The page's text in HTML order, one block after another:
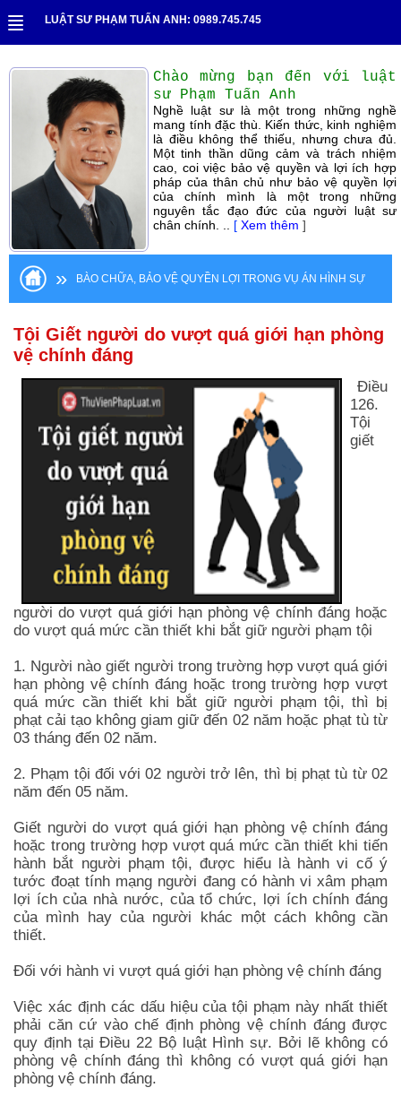
LUẬT SƯ PHẠM TUẤN ANH: 0989.745.745
Chào mừng bạn đến với luật
sư Phạm Tuấn Anh
Nghề luật sư là một trong những nghề
mang tính đặc thù. Kiến thức, kinh nghiệm
là điều không thể thiếu, nhưng chưa đủ.
Một tinh thần dũng cảm và trách nhiệm
cao, coi việc bảo vệ quyền và lợi ích hợp
pháp của thân chủ như bảo vệ quyền lợi
của chính mình là một trong những
nguyên tắc đạo đức của người luật sư
chân chính. .. [ Xem thêm ]
» BÀO CHỮA, BẢO VỆ QUYỀN LỢI TRONG VỤ ÁN HÌNH SỰ
Tội Giết người do vượt quá giới hạn phòng
vệ chính đáng
Điều
126.
Tội
giết
người do vượt quá giới hạn phòng vệ chính đáng hoặc
do vượt quá mức cần thiết khi bắt giữ người phạm tội
1. Người nào giết người trong trường hợp vượt quá giới
hạn phòng vệ chính đáng hoặc trong trường hợp vượt
quá mức cần thiết khi bắt giữ người phạm tội, thì bị
phạt cải tạo không giam giữ đến 02 năm hoặc phạt tù từ
03 tháng đến 02 năm.
2. Phạm tội đối với 02 người trở lên, thì bị phạt tù từ 02
năm đến 05 năm.
Giết người do vượt quá giới hạn phòng vệ chính đáng
hoặc trong trường hợp vượt quá mức cần thiết khi tiến
hành bắt người phạm tội, được hiểu là hành vi cố ý
tước đoạt tính mạng người đang có hành vi xâm phạm
lợi ích của nhà nước, của tổ chức, lợi ích chính đáng
của mình hay của người khác một cách không cần
thiết.
Đối với hành vi vượt quá giới hạn phòng vệ chính đáng
Việc xác định các dấu hiệu của tội phạm này nhất thiết
phải căn cứ vào chế định phòng vệ chính đáng được
quy định tại Điều 22 Bộ luật Hình sự. Bởi lẽ không có
phòng vệ chính đáng thì không có vượt quá giới hạn
phòng vệ chính đáng.